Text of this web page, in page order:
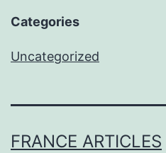
Categories
Uncategorized
FRANCE ARTICLES